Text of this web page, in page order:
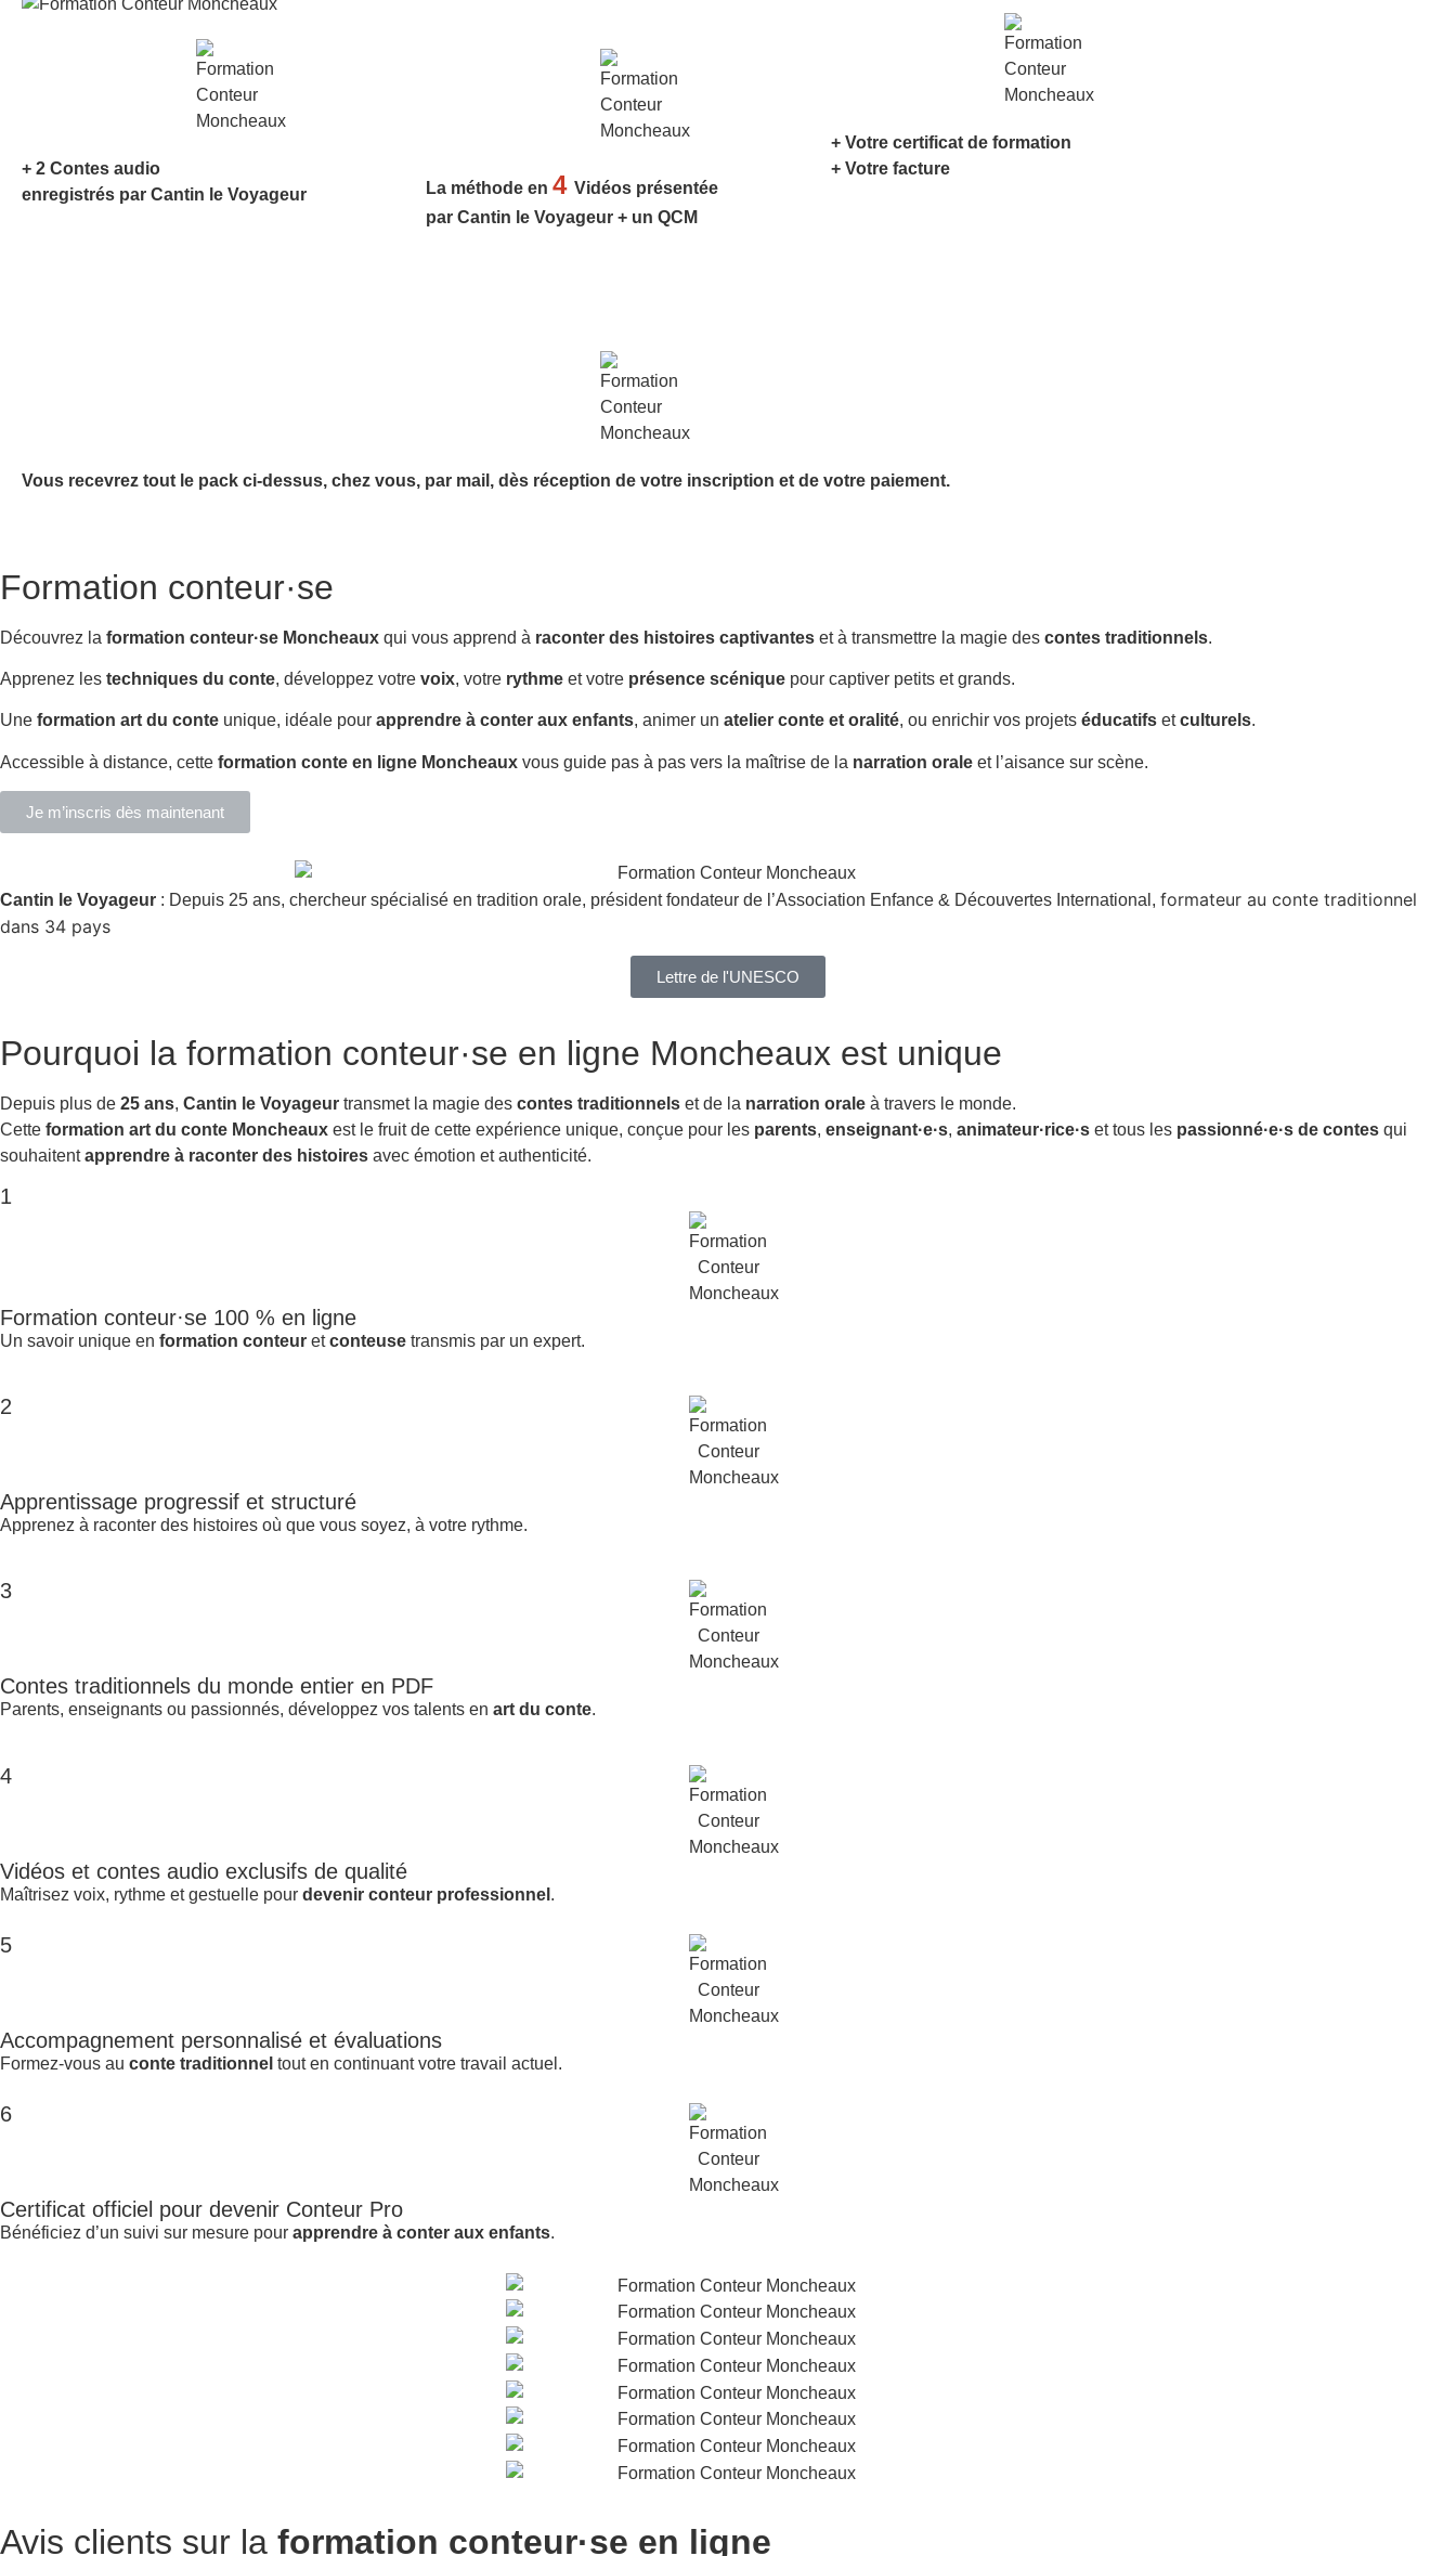
+ 2 Contes audio
enregistrés par Cantin le Voyageur
La méthode en4Vidéos présentée
par Cantin le Voyageur + un QCM
+ Votre certificat de formation
+ Votre facture
Vous recevrez tout le pack ci-dessus, chez vous, par mail, dès réception de votre inscription et de votre paiement.
Formation conteur·se
Découvrez la formation conteur·se Moncheaux qui vous apprend à raconter des histoires captivantes et à transmettre la magie des contes traditionnels.
Apprenez les techniques du conte, développez votre voix, votre rythme et votre présence scénique pour captiver petits et grands.
Une formation art du conte unique, idéale pour apprendre à conter aux enfants, animer un atelier conte et oralité, ou enrichir vos projets éducatifs etculturels.
Accessible à distance, cette formation conte en ligne Moncheaux vous guide pas à pas vers la maîtrise de la narration orale et l’aisance sur scène.
Je m’inscris dès maintenant
Cantin le Voyageur : Depuis 25 ans, chercheur spécialisé en tradition orale, président fondateur de l’Association Enfance & Découvertes International, formateur au conte traditionnel
dans 34 pays
Lettre de l'UNESCO
Pourquoi la formation conteur·se en ligne Moncheaux est unique
Depuis plus de 25 ans, Cantin le Voyageur transmet la magie des contes traditionnels et de la narration orale à travers le monde.
Cette formation art du conte Moncheaux est le fruit de cette expérience unique, conçue pour les parents, enseignant·e·s, animateur·rice·s et tous les passionné·e·s de contes qui
souhaitentapprendre à raconter des histoires avec émotion et authenticité.
1
Formation conteur·se 100 % en ligne
Un savoir unique en formation conteur etconteuse transmis par un expert.
2
Apprentissage progressif et structuré
Apprenez à raconter des histoires où que vous soyez, à votre rythme.
3
Contes traditionnels du monde entier en PDF
Parents, enseignants ou passionnés, développez vos talents en art du conte.
4
Vidéos et contes audio exclusifs de qualité
Maîtrisez voix, rythme et gestuelle pour devenir conteur professionnel .
5
Accompagnement personnalisé et évaluations
Formez-vous au conte traditionnel tout en continuant votre travail actuel.
6
Certificat officiel pour devenir Conteur Pro
Bénéficiez d’un suivi sur mesure pour apprendre à conter aux enfants.
Avis clients sur la formation conteur·se en ligne